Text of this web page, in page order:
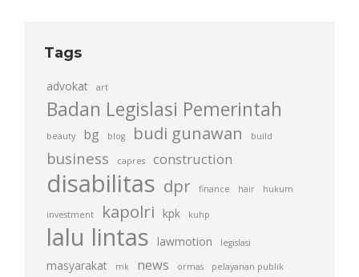
Tags
advokat art
Badan Legislasi Pemerintah
beauty bg blog budi gunawan build
business capres construction
disabilitas dpr finance hair hukum
investment kapolri kpk kuhp
lalu lintas lawmotion legislasi
masyarakat mk news ormas pelayanan publik